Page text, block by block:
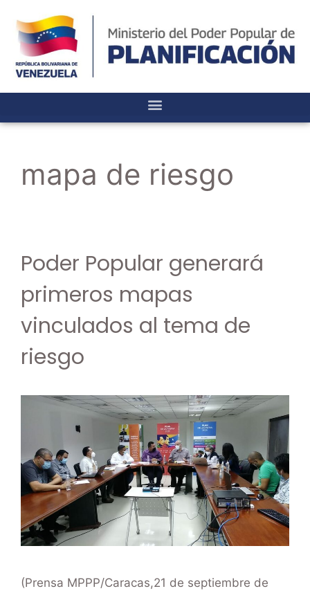
mapa de riesgo
Poder Popular generará
primeros mapas
vinculados al tema de
riesgo
(Prensa MPPP/Caracas,21 de septiembre de